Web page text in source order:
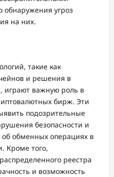
обнаружения угроз
на них.
такие как
и решения в
играют важную роль в
бирж. Эти
подозрительные
безопасности и
обменных операциях в
Кроме того,
реестра
и возможность